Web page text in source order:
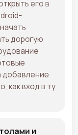
его в
дорогую
добавление
как вход в ту
и